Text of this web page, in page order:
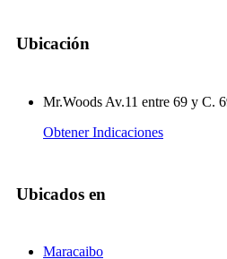
Ubicación
Mr.Woods Av.11 entre 69 y C.
Obtener Indicaciones
Ubicados en
Maracaibo